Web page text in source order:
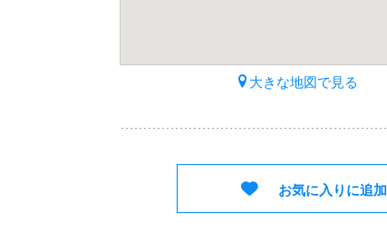
大きな地図で見る
お気に入りに追加